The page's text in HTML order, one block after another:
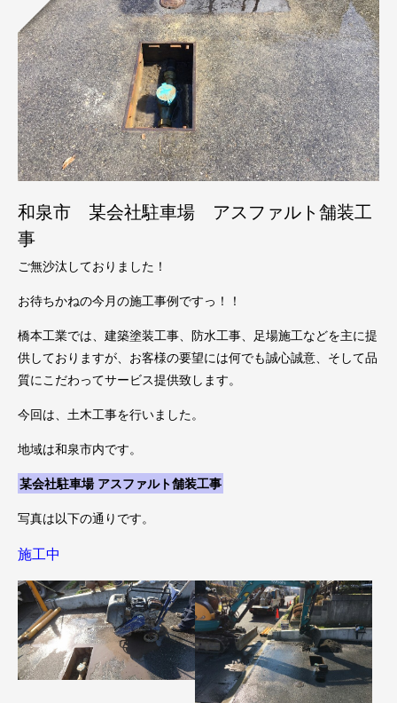
和泉市 某会社駐車場 アスファルト舗装工
事
ご無沙汰しておりました！
お待ちかねの今月の施工事例ですっ！！
橋本工業では、建築塗装工事、防水工事、足場施工などを主に提
供しておりますが、 お客様の要望には何でも誠心誠意、そして品
質にこだわってサービス提供致します。
今回は、土木工事を行いました。
地域は和泉市内です。
某会社駐車場 アスファルト舗装工事
写真は以下の通りです。
施工中